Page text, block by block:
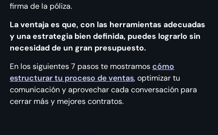
firma de la póliza.
La ventaja es que, con las herramientas adecuadas
y una estrategia bien definida, puedes lograrlo sin
necesidad de un gran presupuesto.
En los siguientes 7 pasos te mostramoscómo
estructurar tu proceso de ventas, optimizar tu
comunicación y aprovechar cada conversación para
cerrar más y mejores contratos.